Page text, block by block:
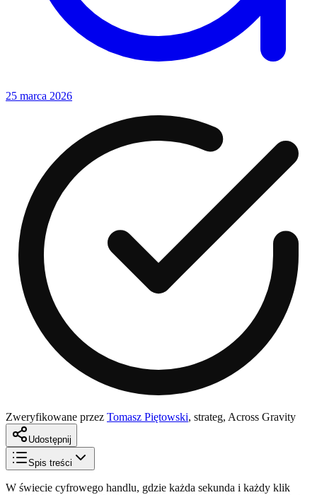
25 marca 2026
Zweryfikowane przez Tomasz Piętowski, strateg, Across Gravity
Udostępnij
Spis treści
W świecie cyfrowego handlu, gdzie każda sekunda i każdy klik